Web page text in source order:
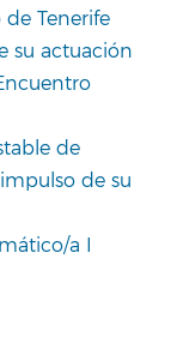
Tenerife
su actuación
de
de su
a I